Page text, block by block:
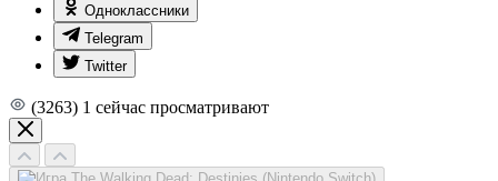
Одноклассники
Telegram
Twitter
(3263) 1 сейчас просматривают